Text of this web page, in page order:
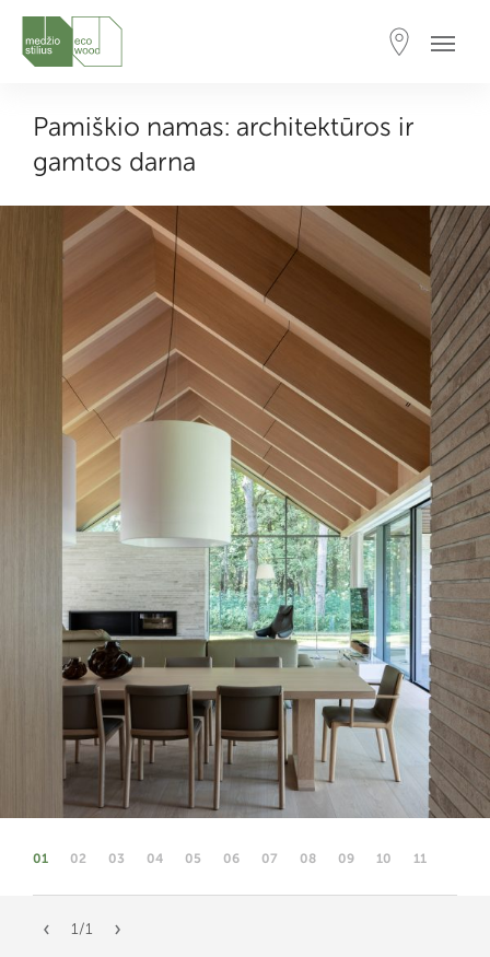
Pamiškio namas: architektūros ir
gamtos darna
01 02 03 04 05 06 07 08 09 10 11
1/1